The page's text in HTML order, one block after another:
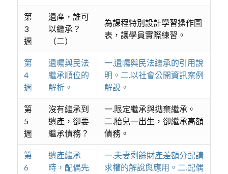
第
3
週
遺產，誰可
以繼承？
（二）
為課程特別設計學習操作圖
表，讓學員實際練習。
第
4
週
遺囑與民法
繼承順位的
解析。
一.遺囑與民法繼承的引用說
明。二.以社會公開資訊案例
解說。
第
5
週
沒有繼承到
遺產，卻要
繼承債務？
一.限定繼承與拋棄繼承。
二.胎兒一出生，卻繼承高額
債務。
第
6
遺產繼承
時，配偶先
一.夫妻剩餘財產差額分配請
求權的解說與應用。二.配偶